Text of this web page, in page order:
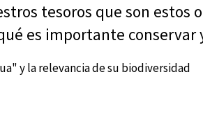
tesoros que son estos
es importante conservar